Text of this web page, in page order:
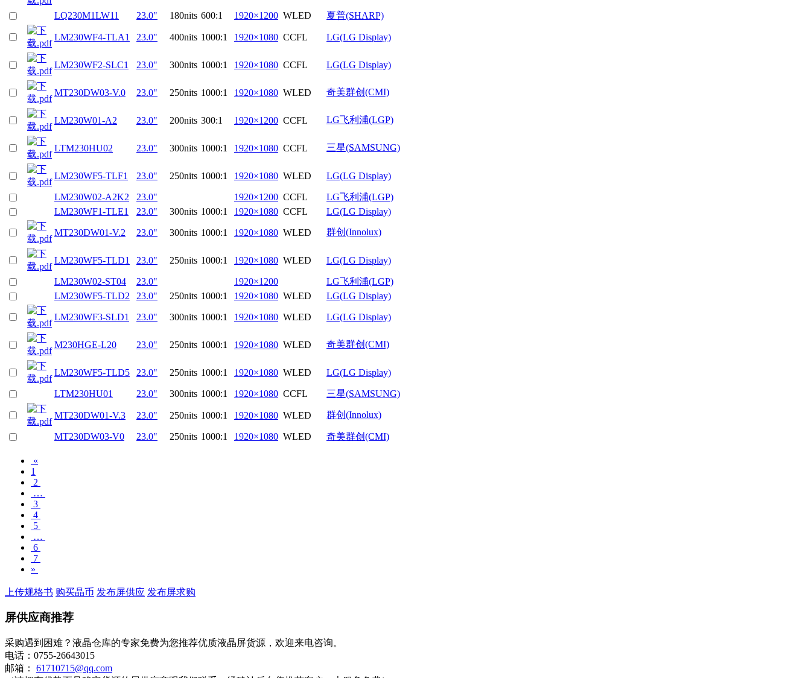
LQ230M1LW11 23.0" 180nits 600:1 1920×1200 WLED 夏普(SHARP)
LM230WF4-TLA1 23.0" 400nits 1000:1 1920×1080 CCFL LG(LG Display)
LM230WF2-SLC1 23.0" 300nits 1000:1 1920×1080 CCFL LG(LG Display)
MT230DW03-V.0 23.0" 250nits 1000:1 1920×1080 WLED 奇美群创(CMI)
LM230W01-A2 23.0" 200nits 300:1 1920×1200 CCFL LG飞利浦(LGP)
LTM230HU02 23.0" 300nits 1000:1 1920×1080 CCFL 三星(SAMSUNG)
LM230WF5-TLF1 23.0" 250nits 1000:1 1920×1080 WLED LG(LG Display)
LM230W02-A2K2 23.0" 1920×1200 CCFL
LG飞利浦(LGP)
LM230WF1-TLE1
23.0" 300nits 1000:1 1920×1080 CCFL LG(LG Display)
MT230DW01-V.2 23.0" 300nits 1000:1 1920×1080 WLED 群创(Innolux)
LM230WF5-TLD1 23.0" 250nits 1000:1 1920×1080 WLED LG(LG Display)
LM230W02-ST04 23.0" 1920×1200
LG飞利浦(LGP)
LM230WF5-TLD2
23.0" 250nits 1000:1 1920×1080 WLED LG(LG Display)
LM230WF3-SLD1 23.0" 300nits 1000:1 1920×1080 WLED LG(LG Display)
M230HGE-L20 23.0" 250nits 1000:1 1920×1080 WLED 奇美群创(CMI)
LM230WF5-TLD5 23.0" 250nits 1000:1 1920×1080 WLED LG(LG Display)
LTM230HU01 23.0" 300nits 1000:1 1920×1080 CCFL 三星(SAMSUNG)
MT230DW01-V.3 23.0" 250nits 1000:1 1920×1080 WLED 群创(Innolux)
MT230DW03-V0 23.0" 250nits 1000:1 1920×1080 WLED 奇美群创(CMI)
«
1
2
…
3
4
5
…
6
7
»
上传规格书 购买晶币 发布屏供应 发布屏求购
屏供应商推荐
采购遇到困难？液晶仓库的专家免费为您推荐优质液晶屏货源，欢迎来电咨询。
电话：0755-26643015
邮箱： 61710715@qq.com